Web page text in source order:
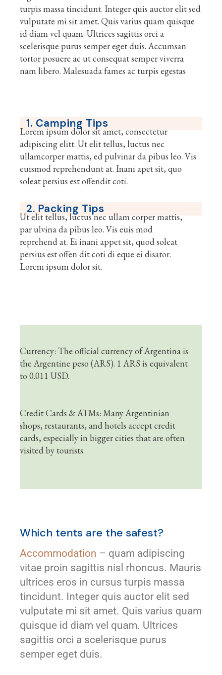
turpis massa tincidunt. Integer quis auctor elit sed
vulputate mi sit amet. Quis varius quam quisque
id diam vel quam. Ultrices sagittis orci a
scelerisque purus semper eget duis. Accumsan
tortor posuere ac ut consequat semper viverra
nam libero. Malesuada fames ac turpis egestas
1. Camping Tips
Lorem ipsum dolor sit amet, consectetur
adipiscing elitt. Ut elit tellus, luctus nec
ullamcorper mattis, ed pulvinar da pibus leo. Vis
euismod reprehendunt at. Inani apet sit, quo
soleat persius est offendit coti.
2. Packing Tips
Ut elit tellus, luctus nec ullam corper mattis,
par ulvina da pibus leo. Vis euis mod
reprehend at. Ei inani appet sit, quod soleat
persius est offen dit coti di eque ei disator.
Lorem ipsum dolor sit.
Currency: The official currency of Argentina is
the Argentine peso (ARS). 1 ARS is equivalent
to 0.011 USD.
Credit Cards & ATMs: Many Argentinian
shops, restaurants, and hotels accept credit
cards, especially in bigger cities that are often
visited by tourists.
Which tents are the safest?
Accommodation – quam adipiscing
vitae proin sagittis nisl rhoncus. Mauris
ultrices eros in cursus turpis massa
tincidunt. Integer quis auctor elit sed
vulputate mi sit amet. Quis varius quam
quisque id diam vel quam. Ultrices
sagittis orci a scelerisque purus
semper eget duis.